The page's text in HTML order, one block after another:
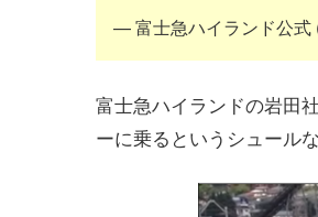
— 富士急ハイランド公式
富士急ハイランドの岩田
ーに乗るというシュール